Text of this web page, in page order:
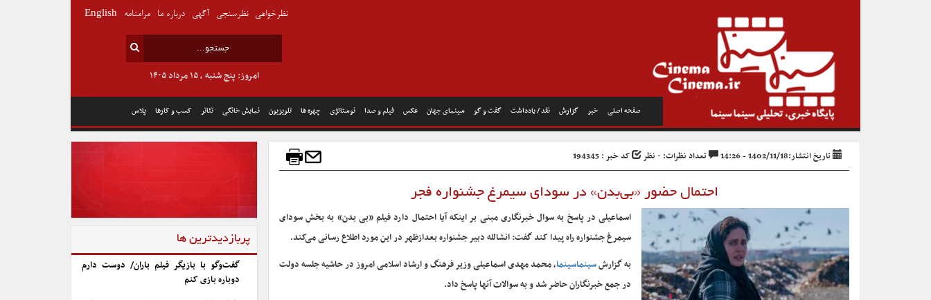
صفحه اصلی خبر گزارش نقد / یادداشت گفت و گو سینمای جهان عکس فیلم و صدا نوستالژی چهره ها تلویزیون نمایش خانگی تئاتر کسب و کارها پلاس
امروز: پنج شنبه , ۱۵ مرداد ۱۴۰۵
نظرخواهی نظرسنجی آگهی درباره ما مرامنامه English
تاریخ انتشار:1402/11/18 - 14:26 تعداد نظرات: ۰ نظر کد خبر : 194345
احتمال حضور «بی‌بدن» در سودای سیمرغ جشنواره فجر
اسماعیلی در پاسخ به سوال خبرنگاری مبنی بر اینکه آیا احتمال دارد فیلم «بی بدن» به بخش سودای
سیمرغ جشنواره راه پیدا کند گفت: انشالله دبیر جشنواره بعدازظهر در این مورد اطلاع رسانی می‌کند.
به گزارشسینماسینما، محمد مهدی اسماعیلی وزیر فرهنگ و ارشاد اسلامی امروز در حاشیه جلسه دولت
در جمع خبرنگاران حاضر شد و به سوالات آنها پاسخ داد.
پربازدیدترین ها
گفت‌وگو با بازیگر فیلم باران/ دوست دارم
دوباره بازی کنم